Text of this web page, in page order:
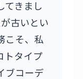
てきまし
古いとい
こそ、私
トタイプ
ブコーデ